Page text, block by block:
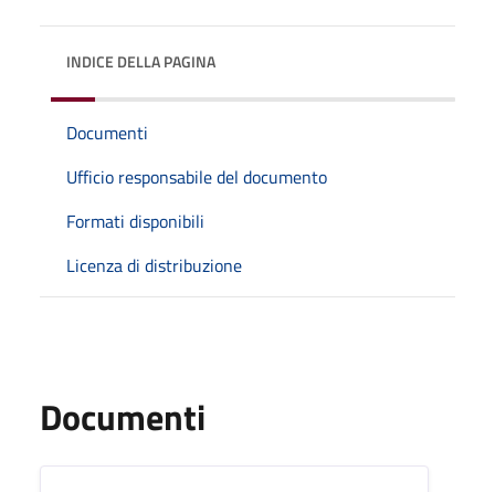
INDICE DELLA PAGINA
Documenti
Ufficio responsabile del documento
Formati disponibili
Licenza di distribuzione
Documenti